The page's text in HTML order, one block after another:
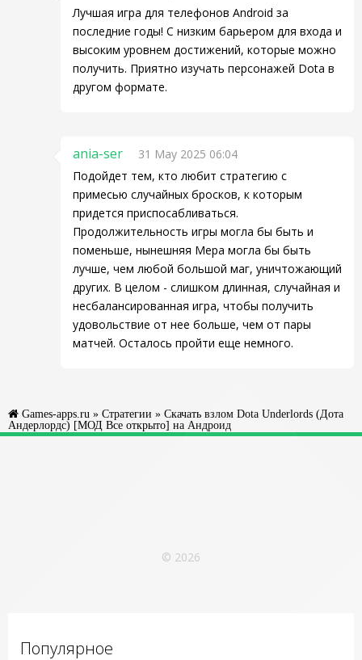
Популярное
Лучшая игра для телефонов Android за
последние годы! С низким барьером для входа и
высоким уровнем достижений, которые можно
получить. Приятно изучать персонажей Dota в
другом формате.
ania-ser
31 May 2025 06:04
Подойдет тем, кто любит стратегию с
примесью случайных бросков, к которым
придется приспосабливаться.
Продолжительность игры могла бы быть и
поменьше, нынешняя Мера могла бы быть
лучше, чем любой большой маг, уничтожающий
других. В целом - слишком длинная, случайная и
несбалансированная игра, чтобы получить
удовольствие от нее больше, чем от пары
матчей. Осталось пройти еще немного.
Games-apps.ru » Стратегии » Скачать взлом Dota Underlords (Дота
Андерлордс) [МОД Все открыто] на Андроид
© 2026